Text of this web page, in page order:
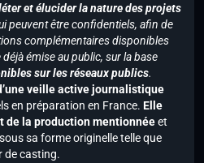
et élucider la nature des projets
peuvent être confidentiels, afin de
complémentaires disponibles
émise au public, sur la base
sur les réseaux publics.
veille active journalistique
en préparation en France. Elle
de la production mentionnéeet
sa forme originelle telle que
de casting.